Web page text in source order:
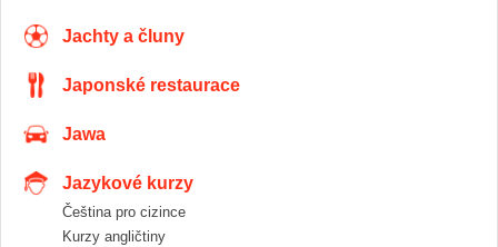
Jachty a čluny
Japonské restaurace
Jawa
Jazykové kurzy
Čeština pro cizince
Kurzy angličtiny